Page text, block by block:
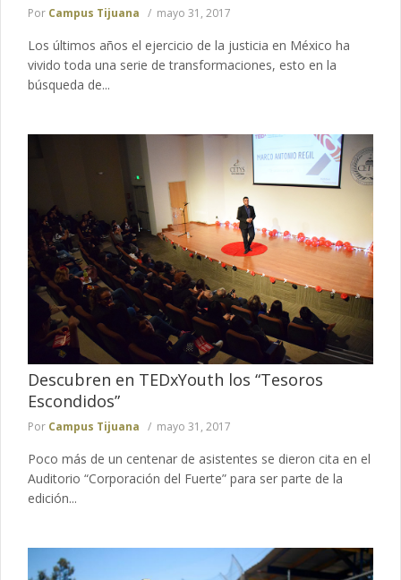
Por Campus Tijuana mayo 31, 2017
Los últimos años el ejercicio de la justicia en México ha
vivido toda una serie de transformaciones, esto en la
búsqueda de...
Descubren en TEDxYouth los “Tesoros
Escondidos”
Por Campus Tijuana mayo 31, 2017
Poco más de un centenar de asistentes se dieron cita en el
Auditorio “Corporación del Fuerte” para ser parte de la
edición...